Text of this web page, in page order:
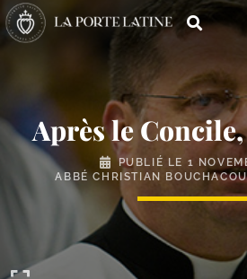
Après le
PUBLIÉ LE 1
ABBÉ CHRISTIAN